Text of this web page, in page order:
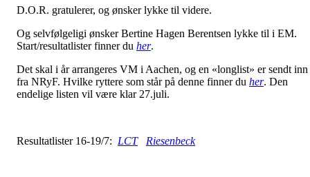
D.O.R. gratulerer, og ønsker lykke til videre.
Og selvfølgeligi ønsker Bertine Hagen Berentsen lykke til i EM.
Start/resultatlister finner du her.
Det skal i år arrangeres VM i Aachen, og en «longlist» er sendt inn
fra NRyF. Hvilke ryttere som står på denne finner du her. Den
endelige listen vil være klar 27.juli.
Resultatlister 16-19/7: LCT Riesenbeck